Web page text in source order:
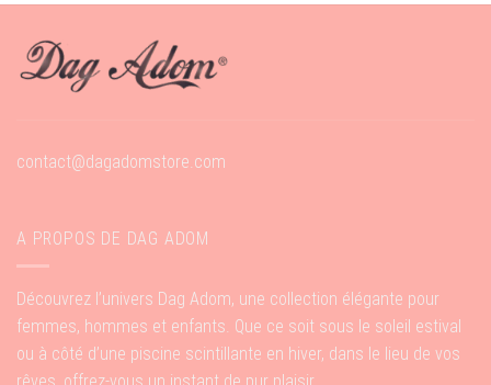
contact@dagadomstore.com
A PROPOS DE DAG ADOM
Découvrez l’univers Dag Adom, une collection élégante pour
femmes, hommes et enfants. Que ce soit sous le soleil estival
ou à côté d’une piscine scintillante en hiver, dans le lieu de vos